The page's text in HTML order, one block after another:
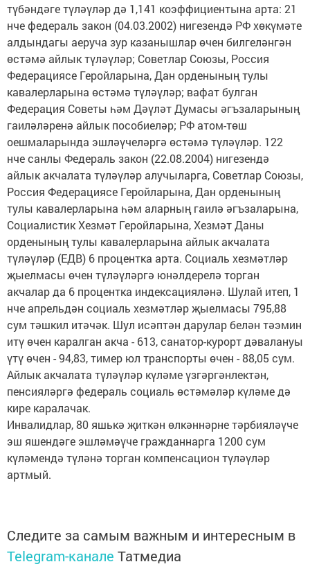
түбәндәге түләүләр дә 1,141 коэффициентына арта: 21
нче федераль закон (04.03.2002) нигезендә РФ хөкүмәте
алдындагы аеруча зур казанышлар өчен билгеләнгән
өстәмә айлык түләүләр; Советлар Союзы, Россия
Федерациясе Геройларына, Дан орденының тулы
кавалерларына өстәмә түләүләр; вафат булган
Федерация Советы һәм Дәүләт Думасы әгъзаларының
гаиләләренә айлык пособиеләр; РФ атом-төш
оешмаларында эшләүчеләргә өстәмә түләүләр. 122
нче санлы Федераль закон (22.08.2004) нигезендә
айлык акчалата түләүләр алучыларга, Советлар Союзы,
Россия Федерациясе Геройларына, Дан орденының
тулы кавалерларына һәм аларның гаилә әгъзаларына,
Социалистик Хезмәт Геройларына, Хезмәт Даны
орденының тулы кавалерларына айлык акчалата
түләүләр (ЕДВ) 6 процентка арта. Социаль хезмәтләр
җыелмасы өчен түләүләргә юнәлдерелә торган
акчалар да 6 процентка индексацияләнә. Шулай итеп, 1
нче апрельдән социаль хезмәтләр җыелмасы 795,88
сум тәшкил итәчәк. Шул исәптән дарулар белән тәэмин
итү өчен каралган акча - 613, санатор-курорт дәвалануы
үтү өчен - 94,83, тимер юл транспорты өчен - 88,05 сум.
Айлык акчалата түләүләр күләме үзгәргәнлектән,
пенсияләргә федераль социаль өстәмәләр күләме дә
кире каралачак.
Инвалидлар, 80 яшькә җиткән өлкәннәрне тәрбияләүче
эш яшендәге эшләмәүче гражданнарга 1200 сум
күләмендә түләнә торган компенсацион түләүләр
артмый.
Следите за самым важным и интересным в
Telegram-канале Татмедиа